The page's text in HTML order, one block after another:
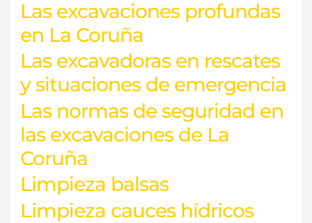
Las excavaciones profundas
en La Coruña
Las excavadoras en rescates
y situaciones de emergencia
Las normas de seguridad en
las excavaciones de La
Coruña
Limpieza balsas
Limpieza cauces hídricos